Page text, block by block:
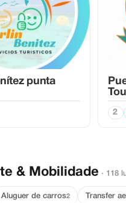
punta
2
& Mobilidade · 118
Aluguer de carros2 Transfer